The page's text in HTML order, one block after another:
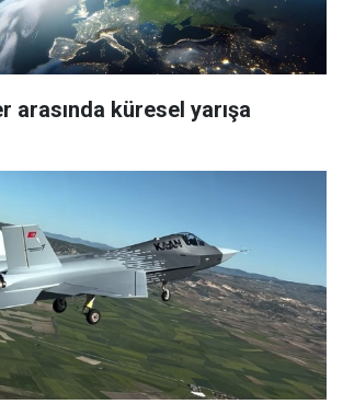
arasında küresel yarışa